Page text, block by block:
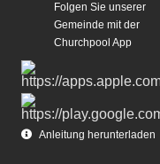
Folgen Sie unserer
Gemeinde mit der
Churchpool App
Anleitung herunterladen